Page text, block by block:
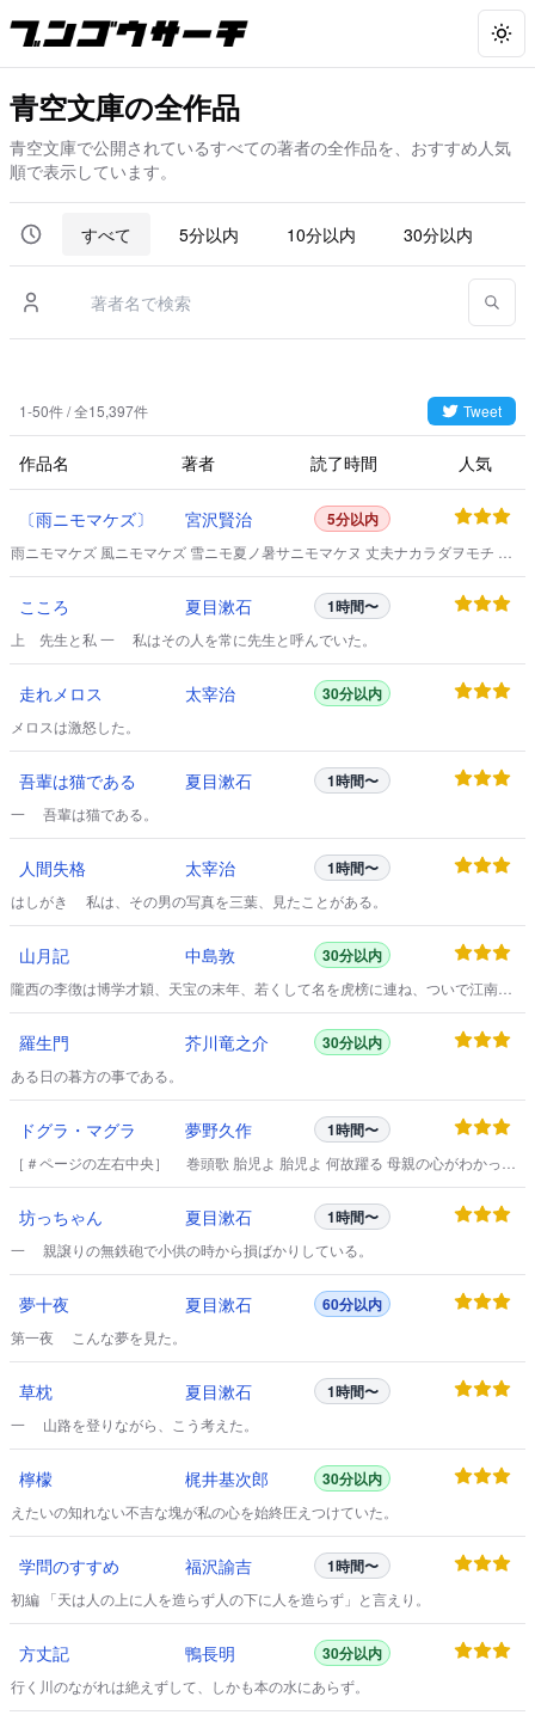
青空文庫の全作品
青空文庫で公開されているすべての著者の全作品を、おすすめ人気
順で表示しています。
すべて 5分以内 10分以内 30分以内
1-50件 / 全15,397件 Tweet
作品名 著者 読了時間 人気
〔雨ニモマケズ〕 宮沢賢治 5分以内
雨ニモマケズ 風ニモマケズ 雪ニモ夏ノ暑サニモマケヌ 丈夫ナカラダヲモチ 慾
シノ野菜ヲタベ アラユルコトヲ ジブンヲカンジョウニ入レズニ ヨクミキキシワ
カリ ソシテワスレズ 野原ノ松ノ林ノ※ノ 小サナ萓ブキノ小屋ニヰテ 東ニ病気ノ
［＃「朿ヲ」はママ］
こころ 夏目漱石 1時間〜
上 先生と私 一 私はその人を常に先生と呼んでいた。
走れメロス 太宰治 30分以内
メロスは激怒した。
吾輩は猫である 夏目漱石 1時間〜
一 吾輩は猫である。
人間失格 太宰治 1時間〜
はしがき 私は、その男の写真を三葉、見たことがある。
山月記 中島敦 30分以内
隴西の李徴は博学才穎、天宝の末年、若くして名を虎榜に連ね、ついで江南尉
羅生門 芥川竜之介 30分以内
ある日の暮方の事である。
ドグラ・マグラ 夢野久作 1時間〜
［＃ページの左右中央］ 巻頭歌 胎児よ 胎児よ 何故躍る 母親の心がわかって
坊っちゃん 夏目漱石 1時間〜
一 親譲りの無鉄砲で小供の時から損ばかりしている。
夢十夜 夏目漱石 60分以内
第一夜 こんな夢を見た。
草枕 夏目漱石 1時間〜
一 山路を登りながら、こう考えた。
檸檬 梶井基次郎 30分以内
えたいの知れない不吉な塊が私の心を始終圧えつけていた。
学問のすすめ 福沢諭吉 1時間〜
初編 「天は人の上に人を造らず人の下に人を造らず」と言えり。
方丈記 鴨長明 30分以内
行く川のながれは絶えずして、しかも本の水にあらず。